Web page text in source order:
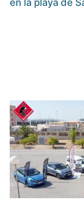
en la playa de